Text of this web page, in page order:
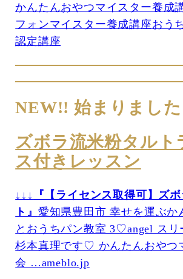
かんたんおやつマイスター養成
フォンマイスター養成講座おう
認定講座
NEW!! 始まりました
ズボラ流米粉タルト
ス付きレッスン
↓↓↓
『【ライセンス取得可】ズ
ト』 愛知県豊田市 幸せを運ぶか
とおうちパン教室 3♡angel スリ
杉本真理です♡ かんたんおやつ
会 …ameblo.jp